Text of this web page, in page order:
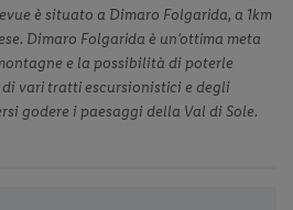
è situato a Dimaro Folgarida, a 1km
Dimaro Folgarida è un’ottima meta
e la possibilità di poterle
vari tratti escursionistici e degli
godere i paesaggi della Val di Sole.